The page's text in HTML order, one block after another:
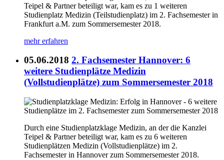
Teipel & Partner beteiligt war, kam es zu 1 weiteren
Studienplatz Medizin (Teilstudienplatz) im 2. Fachsemester in
Frankfurt a.M. zum Sommersemester 2018.
mehr erfahren
05.06.2018 2. Fachsemester Hannover: 6
weitere Studienplätze Medizin
(Vollstudienplätze) zum Sommersemester 2018
Durch eine Studienplatzklage Medizin, an der die Kanzlei
Teipel & Partner beteiligt war, kam es zu 6 weiteren
Studienplätzen Medizin (Vollstudienplätze) im 2.
Fachsemester in Hannover zum Sommersemester 2018.